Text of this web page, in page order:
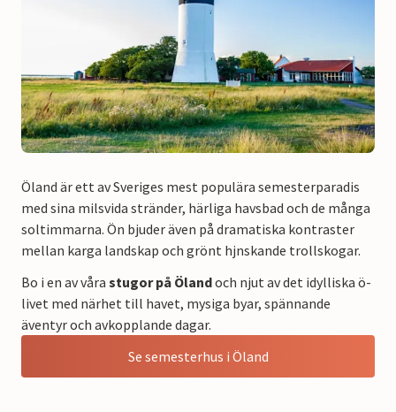
Öland är ett av Sveriges mest populära semesterparadis
med sina milsvida stränder, härliga havsbad och de många
soltimmarna. Ön bjuder även på dramatiska kontraster
mellan karga landskap och grönt hjnskande trollskogar.
Bo i en av våra stugor på Ölandoch njut av det idylliska ö-
livet med närhet till havet, mysiga byar, spännande
äventyr och avkopplande dagar.
Se semesterhus i Öland